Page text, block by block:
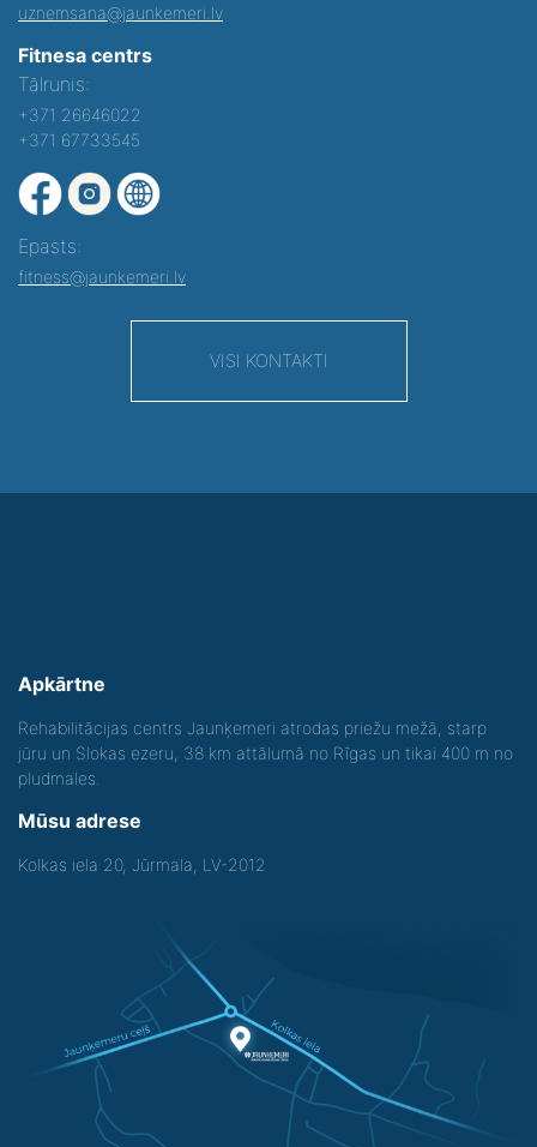
uznemsana@jaunkemeri.lv
Fitnesa centrs
Tālrunis:
+371 26646022
+371 67733545
Epasts:
fitness@jaunkemeri.lv
VISI KONTAKTI
Apkārtne
Rehabilitācijas centrs Jaunķemeri atrodas priežu mežā, starp
jūru un Slokas ezeru, 38 km attālumā no Rīgas un tikai 400 m no
pludmales.
Mūsu adrese
Kolkas iela 20, Jūrmala, LV-2012